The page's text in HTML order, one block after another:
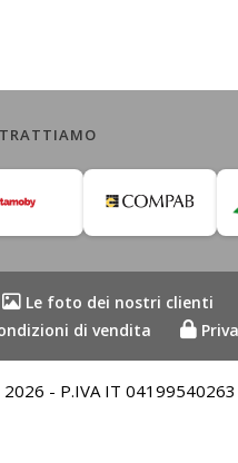
Le foto dei nostri clienti
di vendita
- P.IVA IT